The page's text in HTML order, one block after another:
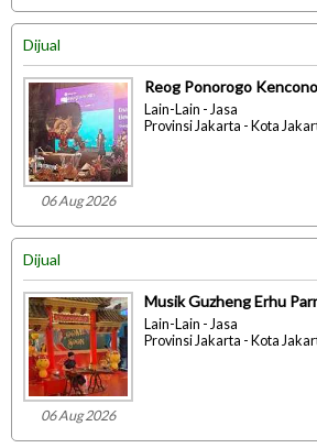
Dijual
06 Aug 2026
Reog Ponorogo
Lain-Lain - Jasa
Provinsi Jakarta - Kota
Dijual
06 Aug 2026
Musik Guzheng Erhu
Lain-Lain - Jasa
Provinsi Jakarta - Kota